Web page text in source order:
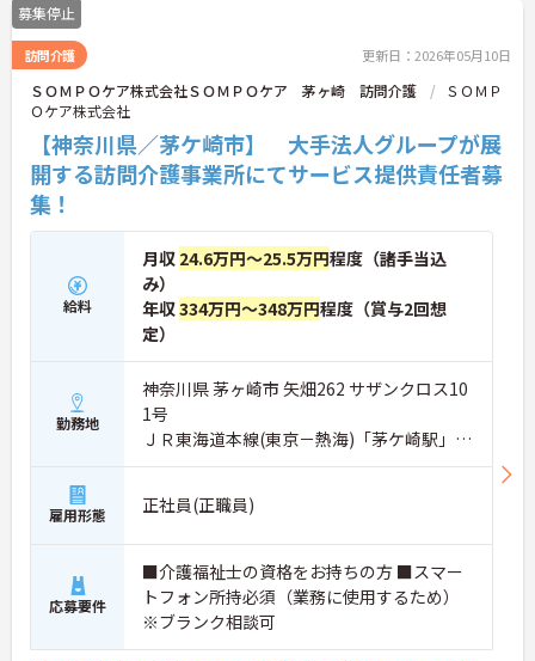
募集停止
訪問介護 更新日：2026年05月10日
ＳＯＭＰＯケア株式会社ＳＯＭＰＯケア 茅ヶ崎 訪問介護
ＳＯＭＰ
Ｏケア株式会社
【神奈川県／茅ケ崎市】 大手法人グループが展
開する訪問介護事業所にてサービス提供責任者募
集！
給料
月収 24.6万円～25.5万円程度（諸手当込
み）
年収334万円～348万円程度（賞与2回想
定）
勤務地
神奈川県 茅ヶ崎市 矢畑262 サザンクロス10
1号
ＪＲ東海道本線(東京－熱海)「茅ケ崎駅」バ
ス・車5分
雇用形態 正社員(正職員)
応募要件
■介護福祉士の資格をお持ちの方 ■スマー
トフォン所持必須（業務に使用するため）
※ブランク相談可